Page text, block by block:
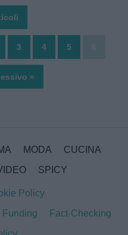
3 4 5
»
MODA
CUCINA
SPICY
Policy
Funding
Fact-Checking